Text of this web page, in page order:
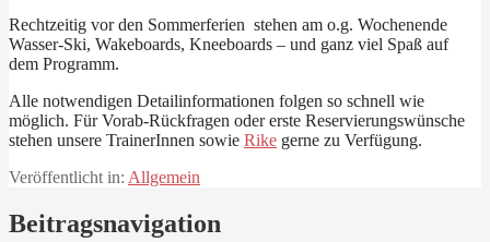
Rechtzeitig vor den Sommerferien stehen am o.g. Wochenende
Wasser-Ski, Wakeboards, Kneeboards – und ganz viel Spaß auf
dem Programm.
Alle notwendigen Detailinformationen folgen so schnell wie
möglich. Für Vorab-Rückfragen oder erste Reservierungswünsche
stehen unsere TrainerInnen sowie Rike gerne zu Verfügung.
Veröffentlicht in: Allgemein
Beitragsnavigation